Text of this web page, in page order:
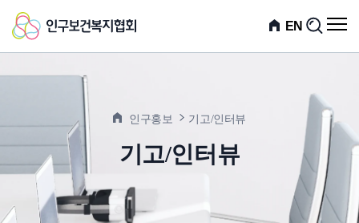
인
구
복
지
협
EN
검
전
메
인구홍보
기고/인터뷰
기고/인터뷰